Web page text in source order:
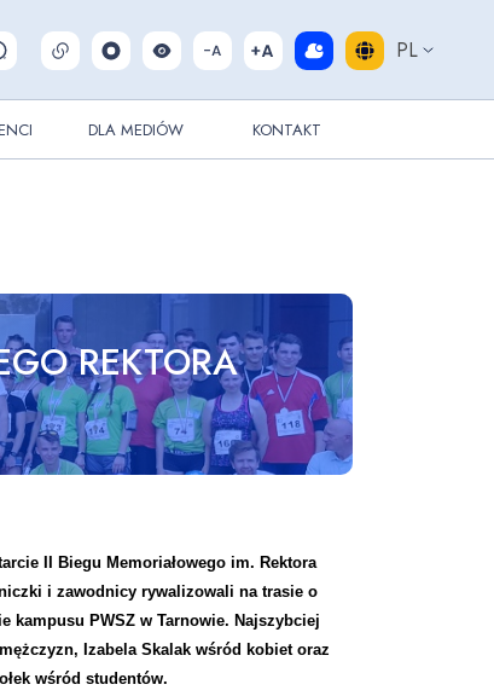
ukryj wyszukiwarkę PL
DLA MEDIÓW KONTAKT
REKTORA
II Biegu Memoriałowego im. Rektora
i zawodnicy rywalizowali na trasie o
kampusu PWSZ w Tarnowie. Najszybciej
Izabela Skalak wśród kobiet oraz
wśród studentów.